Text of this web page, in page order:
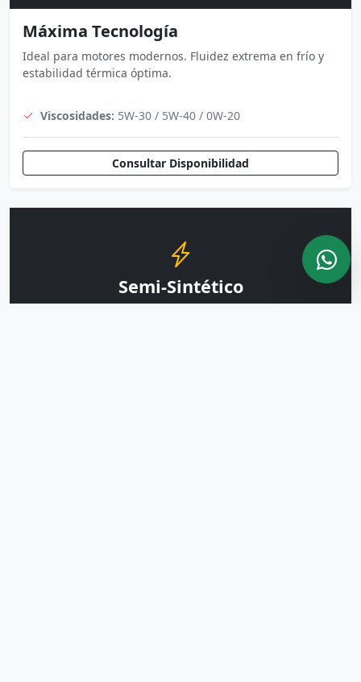
Máxima Tecnología
Ideal para motores modernos. Fluidez extrema en frío y
estabilidad térmica óptima.
Viscosidades: 5W-30 / 5W-40 / 0W-20
Consultar Disponibilidad
Semi-Sintético